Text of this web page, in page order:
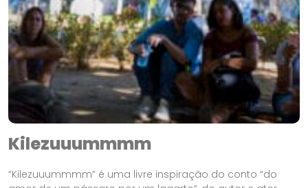
Kilezuuummmm
“Kilezuuummmm” é uma livre inspiração do conto “do